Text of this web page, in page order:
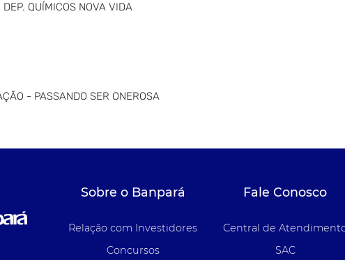
QUÍMICOS NOVA VIDA
- PASSANDO SER ONEROSA
Sobre o Banpará
Relação com Investidores
Concursos
Fale Conosco
Central de
SAC